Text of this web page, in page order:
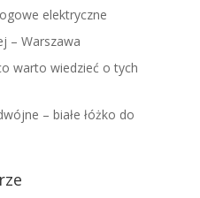
elektryczne
– Warszawa
warto wiedzieć o tych
– białe łóżko do